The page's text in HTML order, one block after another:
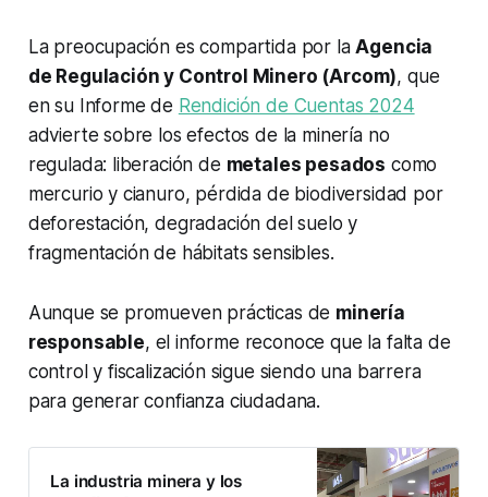
La preocupación es compartida por laAgencia
de Regulación y Control Minero (Arcom), que
en su Informe de Rendición de Cuentas 2024
advierte sobre los efectos de la minería no
regulada: liberación de metales pesados como
mercurio y cianuro, pérdida de biodiversidad por
deforestación, degradación del suelo y
fragmentación de hábitats sensibles.
Aunque se promueven prácticas de minería
responsable, el informe reconoce que la falta de
control y fiscalización sigue siendo una barrera
para generar confianza ciudadana.
La industria minera y los